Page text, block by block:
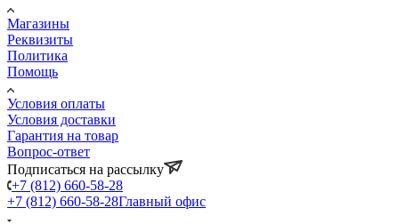
Магазины
Реквизиты
Политика
Помощь
Условия оплаты
Условия доставки
Гарантия на товар
Вопрос-ответ
Подписаться на рассылку
+7 (812) 660-58-28
+7 (812) 660-58-28Главный офис